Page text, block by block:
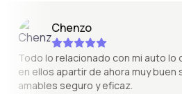
Chenzo
Todo lo relacionado con mi auto lo
en ellos apartir de ahora muy buen
amables seguro y eficaz.